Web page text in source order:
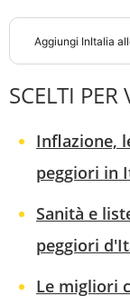
Aggiungi InItalia
SCELTI PER
Inflazione,
peggiori in
Sanità e
peggiori
Le migliori